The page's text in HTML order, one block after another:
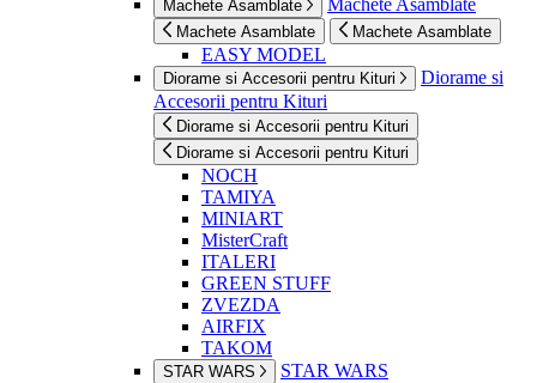
Machete Asamblate Machete Asamblate
Machete Asamblate Machete Asamblate
EASY MODEL
Diorame si Accesorii pentru Kituri
Diorame si
Accesorii pentru Kituri
Diorame si Accesorii pentru Kituri
Diorame si Accesorii pentru Kituri
NOCH
TAMIYA
MINIART
MisterCraft
ITALERI
GREEN STUFF
ZVEZDA
AIRFIX
TAKOM
STAR WARS STAR WARS